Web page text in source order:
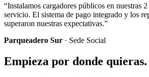
“Instalamos cargadores públicos en nuestras
servicio. El sistema de pago integrado y los
superaron nuestras expectativas.”
Parqueadero Sur · Sede Social
Empieza por donde quieras.